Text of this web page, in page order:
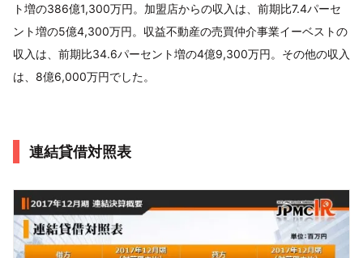
ト増の386億1,300万円。加盟店からの収入は、前期比7.4パーセ
ント増の5億4,300万円。収益不動産の売買仲介事業イーベストの
収入は、前期比34.6パーセント増の4億9,300万円。その他の収入
は、8億6,000万円でした。
連結貸借対照表